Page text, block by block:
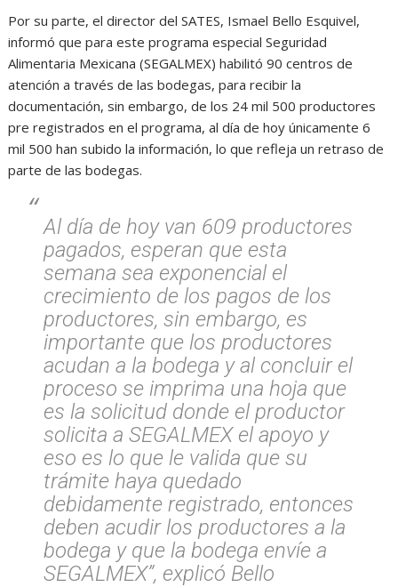
Por su parte, el director del SATES, Ismael Bello Esquivel,
informó que para este programa especial Seguridad
Alimentaria Mexicana (SEGALMEX) habilitó 90 centros de
atención a través de las bodegas, para recibir la
documentación, sin embargo, de los 24 mil 500 productores
pre registrados en el programa, al día de hoy únicamente 6
mil 500 han subido la información, lo que refleja un retraso de
parte de las bodegas.
Al día de hoy van 609 productores
pagados, esperan que esta
semana sea exponencial el
crecimiento de los pagos de los
productores, sin embargo, es
importante que los productores
acudan a la bodega y al concluir el
proceso se imprima una hoja que
es la solicitud donde el productor
solicita a SEGALMEX el apoyo y
eso es lo que le valida que su
trámite haya quedado
debidamente registrado, entonces
deben acudir los productores a la
bodega y que la bodega envíe a
SEGALMEX”, explicó Bello